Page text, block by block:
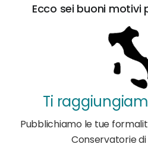
Ecco sei buoni motivi
Ti
Pubblichiamo le tue
Conservatorie